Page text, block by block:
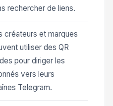
rechercher de liens.
créateurs et marques
utiliser des QR
pour diriger les
vers leurs
Telegram.